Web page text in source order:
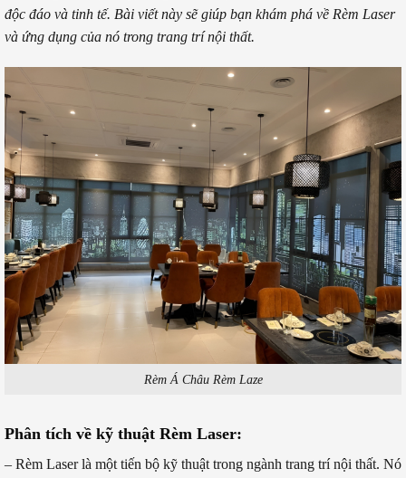
độc đáo và tinh tế. Bài viết này sẽ giúp bạn khám phá về Rèm Laser
và ứng dụng của nó trong trang trí nội thất.
Rèm Á Châu Rèm Laze
Phân tích về kỹ thuật Rèm Laser:
– Rèm Laser là một tiến bộ kỹ thuật trong ngành trang trí nội thất. Nó